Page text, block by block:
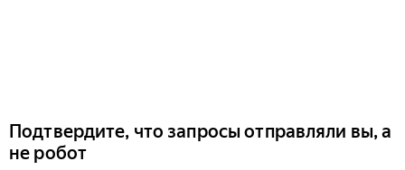
Подтвердите, что запросы отправляли вы, а
не робот